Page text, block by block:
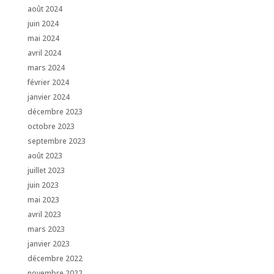
août 2024
juin 2024
mai 2024
avril 2024
mars 2024
février 2024
janvier 2024
décembre 2023
octobre 2023
septembre 2023
août 2023
juillet 2023
juin 2023
mai 2023
avril 2023
mars 2023
janvier 2023
décembre 2022